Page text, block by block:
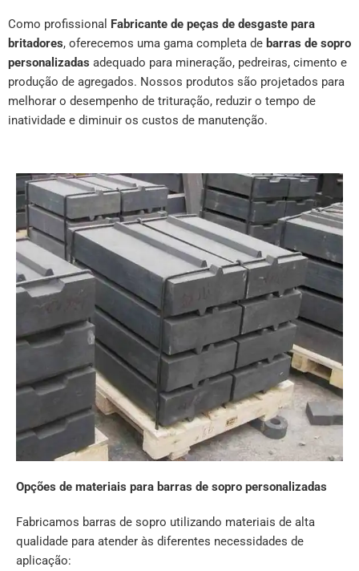
Como profissional Fabricante de peças de desgaste para
britadores, oferecemos uma gama completa de barras de sopro
personalizadas adequado para mineração, pedreiras, cimento e
produção de agregados. Nossos produtos são projetados para
melhorar o desempenho de trituração, reduzir o tempo de
inatividade e diminuir os custos de manutenção.
Opções de materiais para barras de sopro personalizadas
Fabricamos barras de sopro utilizando materiais de alta
qualidade para atender às diferentes necessidades de
aplicação: